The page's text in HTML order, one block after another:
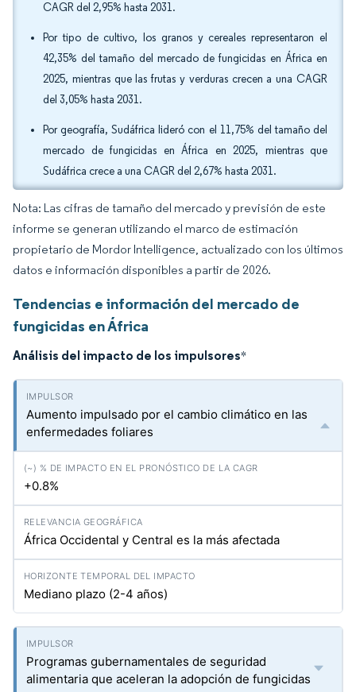
CAGR del 2,95% hasta 2031.
Por tipo de cultivo, los granos y cereales representaron el
42,35% del tamaño del mercado de fungicidas en África en
2025, mientras que las frutas y verduras crecen a una CAGR
del 3,05% hasta 2031.
Por geografía, Sudáfrica lideró con el 11,75% del tamaño del
mercado de fungicidas en África en 2025, mientras que
Sudáfrica crece a una CAGR del 2,67% hasta 2031.
Nota: Las cifras de tamaño del mercado y previsión de este
informe se generan utilizando el marco de estimación
propietario de Mordor Intelligence, actualizado con los últimos
datos e información disponibles a partir de 2026.
Tendencias e información del mercado de
fungicidas en África
Análisis del impacto de los impulsores*
Aumento impulsado por el cambio climático en las
enfermedades foliares
+0.8%
África Occidental y Central es la más afectada
Mediano plazo (2-4 años)
Programas gubernamentales de seguridad
alimentaria que aceleran la adopción de fungicidas